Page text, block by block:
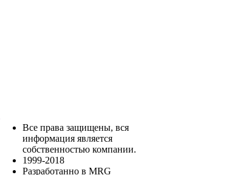
Все права защищены, вся
информация является
собственностью компании.
1999-2018
Разработанно в MRG